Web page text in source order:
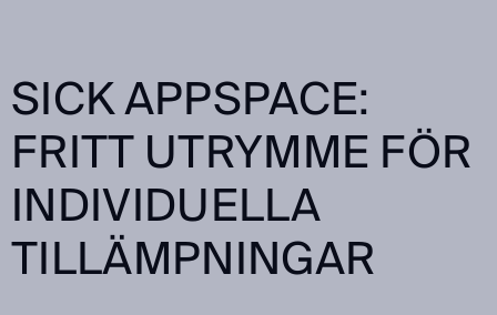
SICK APPSPACE:
FRITT UTRYMME FÖR
INDIVIDUELLA
TILLÄMPNINGAR